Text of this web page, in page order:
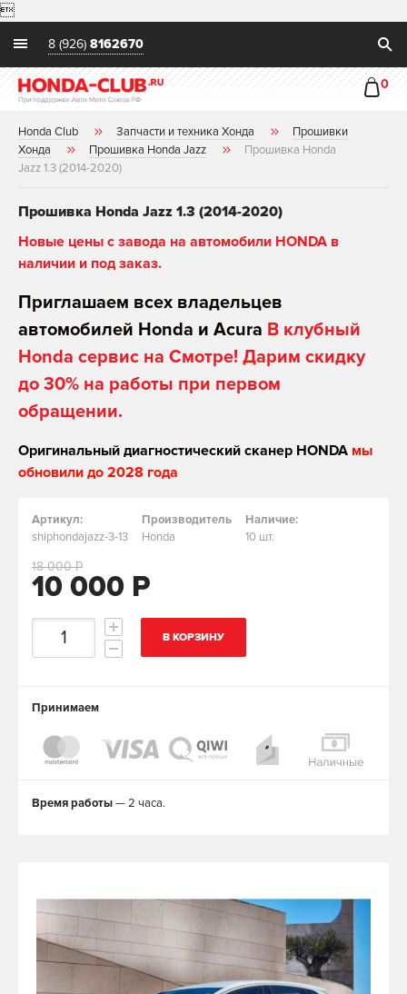

8 (926) 8162670
0
Honda Club Запчасти и техника Хонда
Прошивки
Хонда
Прошивка Honda Jazz
Прошивка Honda
Jazz 1.3 (2014-2020)
Прошивка Honda Jazz 1.3 (2014-2020)
Новые цены с завода на автомобили HONDA в
наличии и под заказ.
Приглашаем всех владельцев
автомобилей Honda и Acura В клубный
Honda сервис на Смотре! Дарим скидку
до 30% на работы при первом
обращении.
Оригинальный диагностический сканер HONDA мы
обновили до 2028 года
Артикул:
shiphondajazz-3-13
Производитель
Honda
Наличие:
10 шт.
10 000 Р
18 000 Р
В КОРЗИНУ
Принимаем
Время работы— 2 часа.